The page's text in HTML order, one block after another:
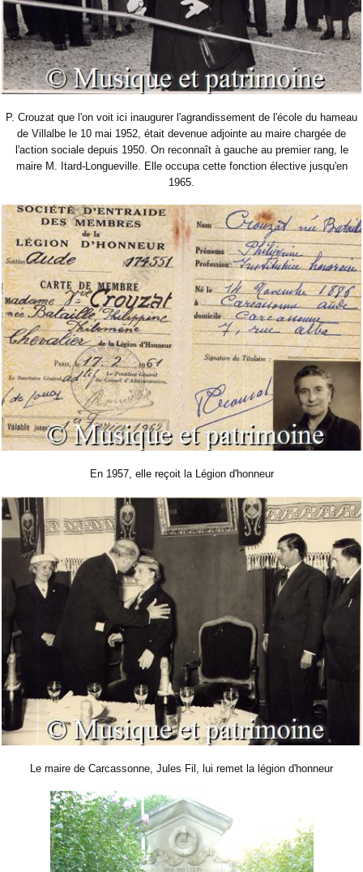
P. Crouzat que l'on voit ici inaugurer l'agrandissement de l'école du hameau
de Villalbe le 10 mai 1952, était devenue adjointe au maire chargée de
l'action sociale depuis 1950. On reconnaît à gauche au premier rang, le
maire M. Itard-Longueville. Elle occupa cette fonction élective jusqu'en
1965.
En 1957, elle reçoit la Légion d'honneur
Le maire de Carcassonne, Jules Fil, lui remet la légion d'honneur